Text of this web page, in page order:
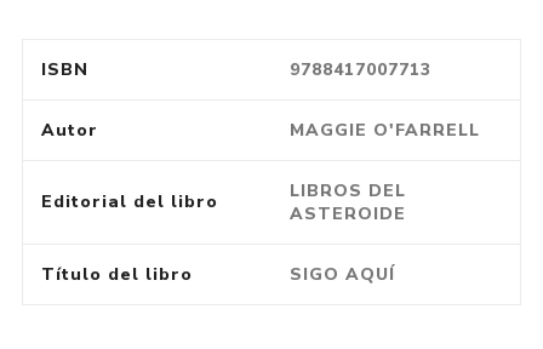
ISBN 9788417007713
Autor MAGGIE O'FARRELL
Editorial del libro
LIBROS DEL
ASTEROIDE
Título del libro SIGO AQUÍ